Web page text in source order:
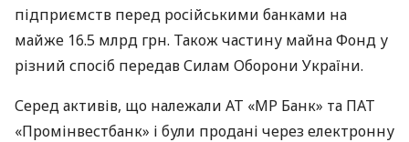
підприємств перед російськими банками на
майже 16.5 млрд грн. Також частину майна Фонд у
різний спосіб передав Силам Оборони України.
Серед активів, що належали АТ «МР Банк» та ПАТ
«Промінвестбанк» і були продані через електронну